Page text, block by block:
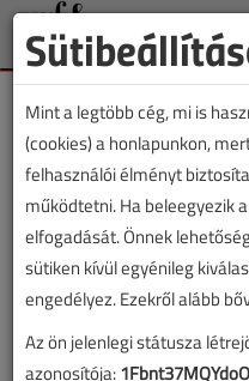
Lapszám:
Fűtéstechnika
Mint a legtöbb cég, mi is
(cookies) a honlapunkon,
felhasználói élményt
működtetni. Ha beleegyezik
elfogadását. Önnek
sütiken kívül egyénileg
engedélyez. Ezekről alább
Az ön jelenlegi státusza
azonosítója: